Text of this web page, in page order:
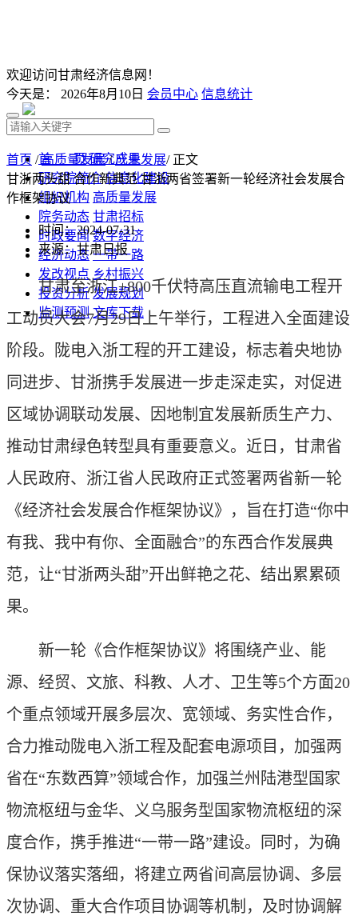
欢迎访问甘肃经济信息网！
今天是： 2026年8月10日 会员中心 信息统计
首 页 研究成果
研究院简介 信息化建设
组织机构 高质量发展
院务动态 甘肃招标
时政要闻 数字经济
经济动态 一带一路
发改视点 乡村振兴
投资分析 发展规划
监测预测 文库下载
首页 /高质量发展/产业发展/ 正文
甘浙两头甜 合作新典范 甘浙两省签署新一轮经济社会发展合
作框架协议
时间：2024-07-31
来源：甘肃日报
甘肃至浙江±800千伏特高压直流输电工程开
工动员大会7月29日上午举行，工程进入全面建设
阶段。陇电入浙工程的开工建设，标志着央地协
同进步、甘浙携手发展进一步走深走实，对促进
区域协调联动发展、因地制宜发展新质生产力、
推动甘肃绿色转型具有重要意义。近日，甘肃省
人民政府、浙江省人民政府正式签署两省新一轮
《经济社会发展合作框架协议》，旨在打造“你中
有我、我中有你、全面融合”的东西合作发展典
范，让“甘浙两头甜”开出鲜艳之花、结出累累硕
果。
新一轮《合作框架协议》将围绕产业、能
源、经贸、文旅、科教、人才、卫生等5个方面20
个重点领域开展多层次、宽领域、务实性合作，
合力推动陇电入浙工程及配套电源项目，加强两
省在“东数西算”领域合作，加强兰州陆港型国家
物流枢纽与金华、义乌服务型国家物流枢纽的深
度合作，携手推进“一带一路”建设。同时，为确
保协议落实落细，将建立两省间高层协调、多层
次协调、重大合作项目协调等机制，及时协调解